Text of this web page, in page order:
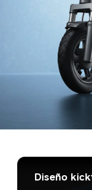
Diseño